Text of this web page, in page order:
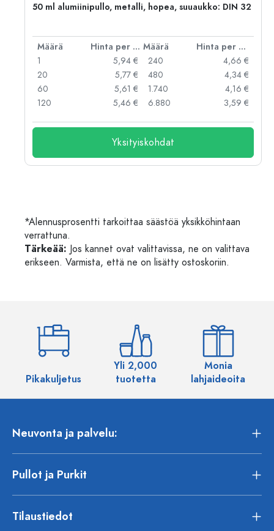
50 ml alumiinipullo, metalli, hopea, suuaukko: DIN 32
Määrä Hinta per kpl Määrä
Hinta per kpl
1
5,94 €
20
5,77 €
60
5,61 €
120
5,46 €
240
4,66 €
480
4,34 €
1.740
4,16 €
6.880
3,59 €
Yksityiskohdat
*Alennusprosentti tarkoittaa säästöä yksikköhintaan
verrattuna.
Tärkeää: Jos kannet ovat valittavissa, ne on valittava
erikseen. Varmista, että ne on lisätty ostoskoriin.
Pikakuljetus
Yli 2,000
tuotetta
Monia
lahjaideoita
Neuvonta ja palvelu:
Pullot ja Purkit
Tilaustiedot